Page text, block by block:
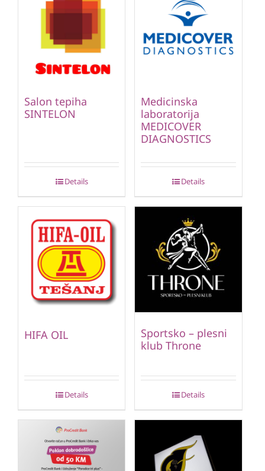
Salon tepiha
SINTELON
Details
Medicinska
laboratorija
MEDICOVER
DIAGNOSTICS
Details
HIFA OIL
Details
Sportsko – plesni
klub Throne
Details